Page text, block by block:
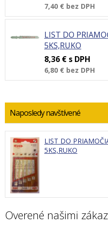
7,40 € bez DPH
LIST DO
5KS,RUKO
8,36 € s DPH
6,80 € bez DPH
Naposledy navštívené
LIST DO
5KS,RUKO
Overené našimi